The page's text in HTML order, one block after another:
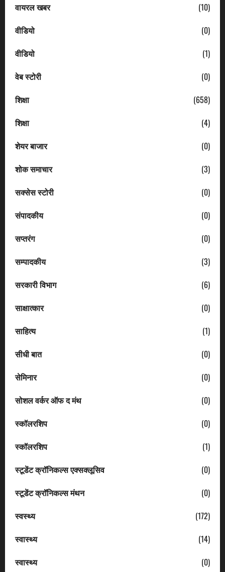
वायरल खबर
(10)
वीडियो
(0)
वीडियो
(1)
वेब स्टोरी
(0)
शिक्षा
(658)
शिक्षा
(4)
शेयर बाजार
(0)
शोक समाचार
(3)
सक्सेस स्टोरी
(0)
संपादकीय
(0)
सप्तरंग
(0)
सम्पादकीय
(3)
सरकारी विभाग
(6)
साक्षात्कार
(0)
साहित्य
(1)
सीधी बात
(0)
सेमिनार
(0)
सोशल वर्कर ऑफ द मंथ
(0)
स्कॉलरशिप
(0)
स्कॉलरशिप
(1)
स्टूडेंट क्रॉनिकल्स एक्सक्लूसिव
(0)
स्टूडेंट क्रॉनिकल्स मंथन
(0)
स्वस्थ्य
(172)
स्वास्थ्य
(14)
स्वास्थ्य
(0)